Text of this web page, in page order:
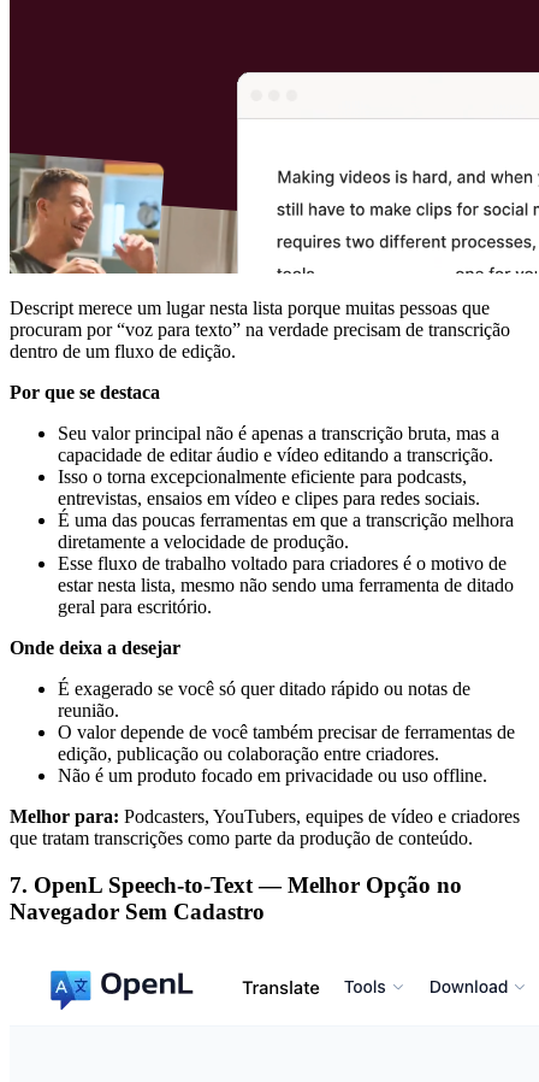
Descript merece um lugar nesta lista porque muitas pessoas que
procuram por “voz para texto” na verdade precisam de transcrição
dentro de um fluxo de edição.
Por que se destaca
Seu valor principal não é apenas a transcrição bruta, mas a
capacidade de editar áudio e vídeo editando a transcrição.
Isso o torna excepcionalmente eficiente para podcasts,
entrevistas, ensaios em vídeo e clipes para redes sociais.
É uma das poucas ferramentas em que a transcrição melhora
diretamente a velocidade de produção.
Esse fluxo de trabalho voltado para criadores é o motivo de
estar nesta lista, mesmo não sendo uma ferramenta de ditado
geral para escritório.
Onde deixa a desejar
É exagerado se você só quer ditado rápido ou notas de
reunião.
O valor depende de você também precisar de ferramentas de
edição, publicação ou colaboração entre criadores.
Não é um produto focado em privacidade ou uso offline.
Melhor para: Podcasters, YouTubers, equipes de vídeo e criadores
que tratam transcrições como parte da produção de conteúdo.
7. OpenL Speech-to-Text — Melhor Opção no
Navegador Sem Cadastro